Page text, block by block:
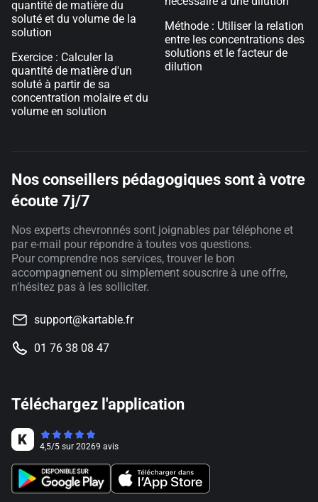
quantité de matière du
soluté et du volume de la
solution
Exercice : Calculer la
quantité de matière d'un
soluté à partir de sa
concentration molaire et du
volume en solution
Méthode : Utiliser la relation
entre les concentrations des
solutions et le facteur de
dilution
Nos conseillers pédagogiques sont à votre
écoute 7j/7
Nos experts chevronnés sont joignables par téléphone et
par e-mail pour répondre à toutes vos questions.
Pour comprendre nos services, trouver le bon
accompagnement ou simplement souscrire à une offre,
n'hésitez pas à les solliciter.
support@kartable.fr
01 76 38 08 47
Téléchargez l'application
4,5/5 sur 20269 avis